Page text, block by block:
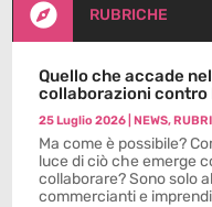
 RUBRICHE
Quello che accade
collaborazioni contro
25 Luglio 2026 |NEWS,
Ma come è possibile?
luce di ciò che emerge
collaborare? Sono solo
commercianti e